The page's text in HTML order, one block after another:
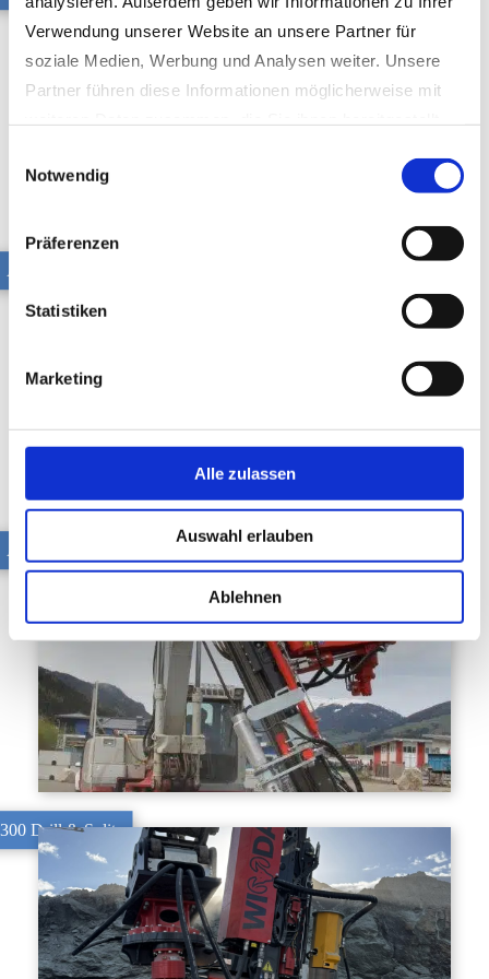
Verwendung unserer Website an unsere Partner für
soziale Medien, Werbung und Analysen weiter. Unsere
Partner führen diese Informationen möglicherweise mit
gesammelt haben.
Notwendig
Präferenzen
Statistiken
Marketing
Alle zulassen
Auswahl erlauben
Ablehnen
AB 1300
AB 2300
Drill & Split